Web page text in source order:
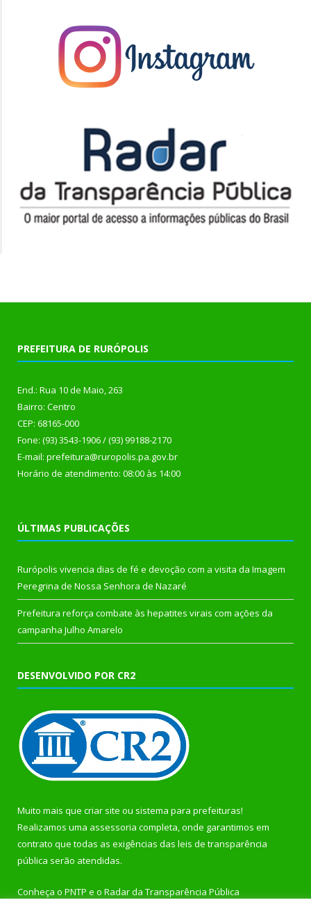
PREFEITURA DE RURÓPOLIS
End.: Rua 10 de Maio, 263
Bairro: Centro
CEP: 68165-000
Fone: (93) 3543-1906 / (93) 99188-2170
E-mail: prefeitura@ruropolis.pa.gov.br
Horário de atendimento: 08:00 às 14:00
ÚLTIMAS PUBLICAÇÕES
Rurópolis vivencia dias de fé e devoção com a visita da Imagem
Peregrina de Nossa Senhora de Nazaré
Prefeitura reforça combate às hepatites virais com ações da
campanha Julho Amarelo
DESENVOLVIDO POR CR2
Muito mais que criar site ou sistema para prefeituras!
Realizamos uma assessoria completa, onde garantimos em
contrato que todas as exigências das leis de transparência
pública serão atendidas.
Conheça o PNTP e o Radar da Transparência Pública